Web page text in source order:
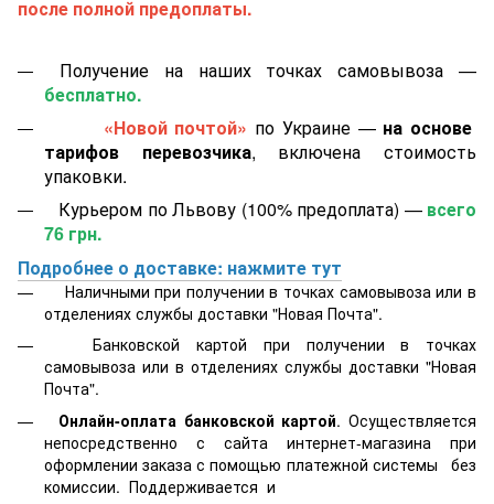
после полной предоплаты.
Получение на наших точках самовывоза —
бесплатно.
«Новой почтой» по Украине — на основе
тарифов перевозчика, включена стоимость
упаковки.
Курьером по Львову (100% предоплата) — всего
76 грн.
Подробнее о доставке: нажмите тут
Наличными при получении в точках самовывоза или в
отделениях службы доставки "Новая Почта".
Банковской картой при получении в точках
самовывоза или в отделениях службы доставки "Новая
Почта".
Онлайн-оплата банковской картой. Осуществляется
непосредственно с сайта интернет-магазина при
оформлении заказа с помощью платежной системы
без
комиссии. Поддерживается и